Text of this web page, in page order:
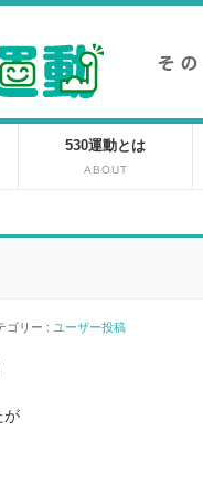
530運動とは
ABOUT
ゴリー : ユーザー投稿
が